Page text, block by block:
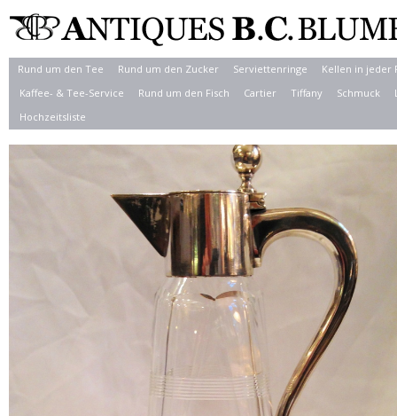
Rund um den Tee Rund um den Zucker Serviettenringe
Kellen in jeder
Kaffee- & Tee-Service
Rund um den Fisch Cartier Tiffany Schmuck
Hochzeitsliste